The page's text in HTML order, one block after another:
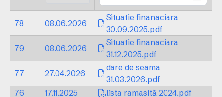
78 08.06.2026
Situatie finanaciara
30.09.2025.pdf
79
08.06.2026
Situatie finanaciara
31.12.2025.pdf
77
27.04.2026
dare de seama
31.03.2026.pdf
76
17.11.2025
lista ramasită 2024.pdf